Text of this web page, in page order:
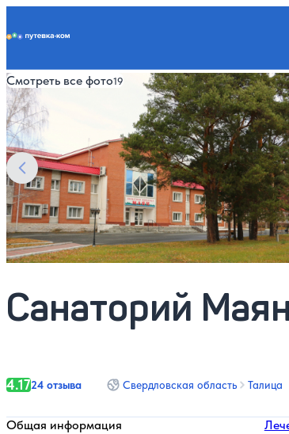
Смотреть все фото19
Санаторий
Свердловская область Талица
4.1724 отзыва
Общая информация